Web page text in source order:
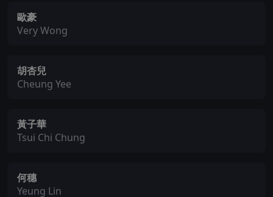
歐豪
Very Wong
胡杏兒
Cheung Yee
黃子華
Tsui Chi Chung
何穗
Yeung Lin